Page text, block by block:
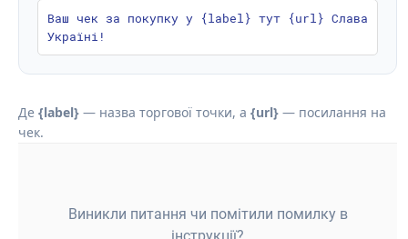
Ваш чек за покупку у {label} тут {url} Слава
Україні!
Де {label} — назва торгової точки, а {url} — посилання на
чек.
Виникли питання чи помітили помилку в